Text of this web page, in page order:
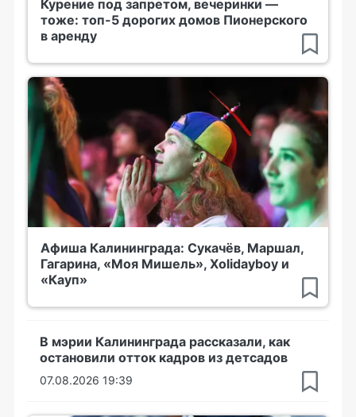
Курение под запретом, вечеринки —
тоже: топ-5 дорогих домов Пионерского
в аренду
Афиша Калининграда: Сукачёв, Маршал,
Гагарина, «Моя Мишель», Xolidayboy и
«Кауп»
В мэрии Калининграда рассказали, как
остановили отток кадров из детсадов
07.08.2026 19:39